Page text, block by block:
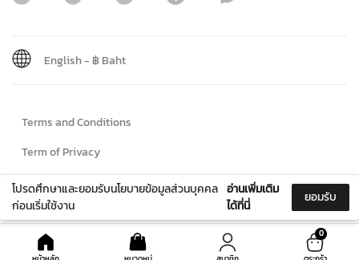
0
โปรดศึกษาและยอมรับนโยบายข้อมูลส่วนบุคคล
ก่อนเริ่มใช้งาน
อ่านเพิ่มเติม
ได้ที่นี่
ยอมรับ
© 2024 Maitreechit888. All Rights Reserved
Terms and Conditions
Term of Privacy
Cookie Policy
English- ฿ Baht
First name
Last name